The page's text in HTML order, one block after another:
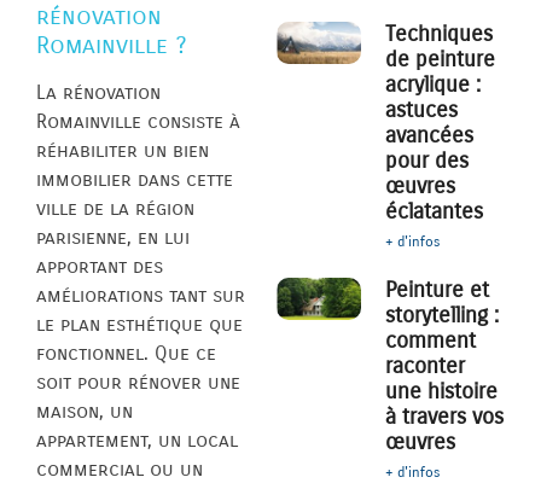
rénovation
Romainville ?
La rénovation
Romainville consiste à
réhabiliter un bien
immobilier dans cette
ville de la région
parisienne, en lui
apportant des
améliorations tant sur
le plan esthétique que
fonctionnel. Que ce
soit pour rénover une
maison, un
appartement, un local
commercial ou un
Techniques
de peinture
acrylique :
astuces
avancées
pour des
œuvres
éclatantes
+ d'infos
Peinture et
storytelling :
comment
raconter
une histoire
à travers vos
œuvres
+ d'infos